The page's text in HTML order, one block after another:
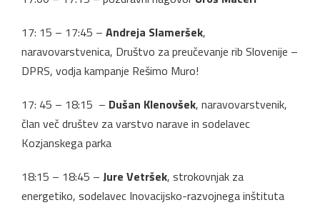
17: 15 – 17:45 – Andreja Slameršek,
naravovarstvenica, Društvo za preučevanje rib Slovenije –
DPRS, vodja kampanje Rešimo Muro!
17: 45 – 18:15 – Dušan Klenovšek, naravovarstvenik,
član več društev za varstvo narave in sodelavec
Kozjanskega parka
18:15 – 18:45 – Jure Vetršek, strokovnjak za
energetiko, sodelavec Inovacijsko-razvojnega inštituta